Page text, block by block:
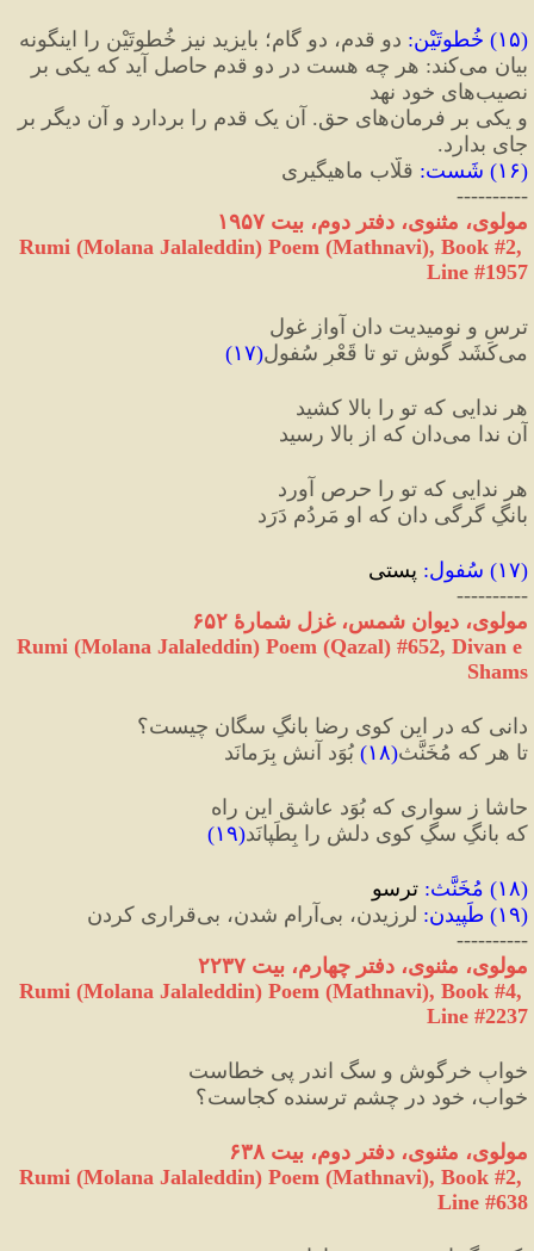
(۱۵) خُطوتَیْن:
بیان می‌کند
:
نصیب‌های خود نهد
جای بدارد.
(۱۶) شَست: قلّاب ماهیگیری
----------
مولوی، مثنوی، دفتر دوم، بیت ١٩۵٧
Rumi (Molana Jalaleddin) Poem (Mathnavi), Book #2,
Line #1957
ترس و نومیدیت دان آوازِ غول
می‌کَشَد گوشِ تو تا قَعْرِ سُفول
(۱۷)
هر ندایی که تو را بالا کشید
آن ندا می‌دان که از بالا رسید
هر ندایی که تو را حرص آورد
بانگِ گرگی دان که او مَردُم دَرَد
(۱۷) سُفول: پستی
----------
مولوی، دیوان شمس، غزل شمارهٔ ۶۵۲
Rumi (Molana Jalaleddin) Poem (Qazal) #652, Divan e
Shams
دانی که در این کوی رضا بانگِ سگان چیست؟
تا هر که مُخَنَّث(۱۸) بُوَد آنش بِرَمانَد
حاشا ز سواری که بُوَد عاشقِ این راه
که بانگِ سگِ کوی دلش را بِطَپانَد(۱۹)
(۱۸) مُخَنَّث: ترسو
(۱۹) طَپیدن: لرزیدن، بی‌آرام شدن، بی‌قراری کردن
----------
مولوی، مثنوی، دفتر چهارم، بیت ۲۲۳۷
Rumi (Molana Jalaleddin) Poem (Mathnavi), Book #4,
Line #2237
خوابِ خرگوش و سگ اندر پی خطاست
خواب، خود در چشمِ ترسنده کجاست؟
مولوی، مثنوی، دفتر دوم، بیت ۶۳۸
Rumi (Molana Jalaleddin) Poem (Mathnavi), Book #2,
Line #638